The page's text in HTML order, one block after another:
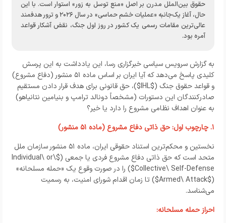
حقوق بین‌الملل مدرن بر اصل «منع توسل به زور» استوار است. با این
حال، آغاز یک‌جانبه «عملیات خشم حماسی» در سال ۲۰۲۶ و ترور هدفمند
عالی‌ترین مقامات رسمی یک کشور در روز اول جنگ، نقض آشکار قواعد
آمره بود.
به گزارش سرویس سیاسی خبرگزاری رسا، این یادداشت به این پرسش
کلیدی پاسخ می‌دهد که آیا ایران بر اساس ماده ۵۱ منشور (دفاع مشروع)
و قواعد حقوق جنگ ($IHL$)، حق قانونی برای هدف قرار دادن مستقیم
صادرکنندگان این دستورات (مشخصاً دونالد ترامپ و بنیامین نتانیاهو)
به عنوان اهداف نظامی مشروع را دارد یا خیر؟
۱. چارچوب اول: حق ذاتی دفاع مشروع (ماده ۵۱ منشور)
نخستین و محکم‌ترین استناد حقوقی ایران، ماده ۵۱ منشور سازمان ملل
متحد است که حق ذاتی دفاع مشروع فردی یا جمعی ($Individual\ or\
Collective\ Self-Defense$) را در صورت وقوع یک «حمله مسلحانه»
($
Armed\ Attack$) تا زمان اقدام شورای امنیت، به رسمیت
می‌شناسد.
احراز حمله مسلحانه: